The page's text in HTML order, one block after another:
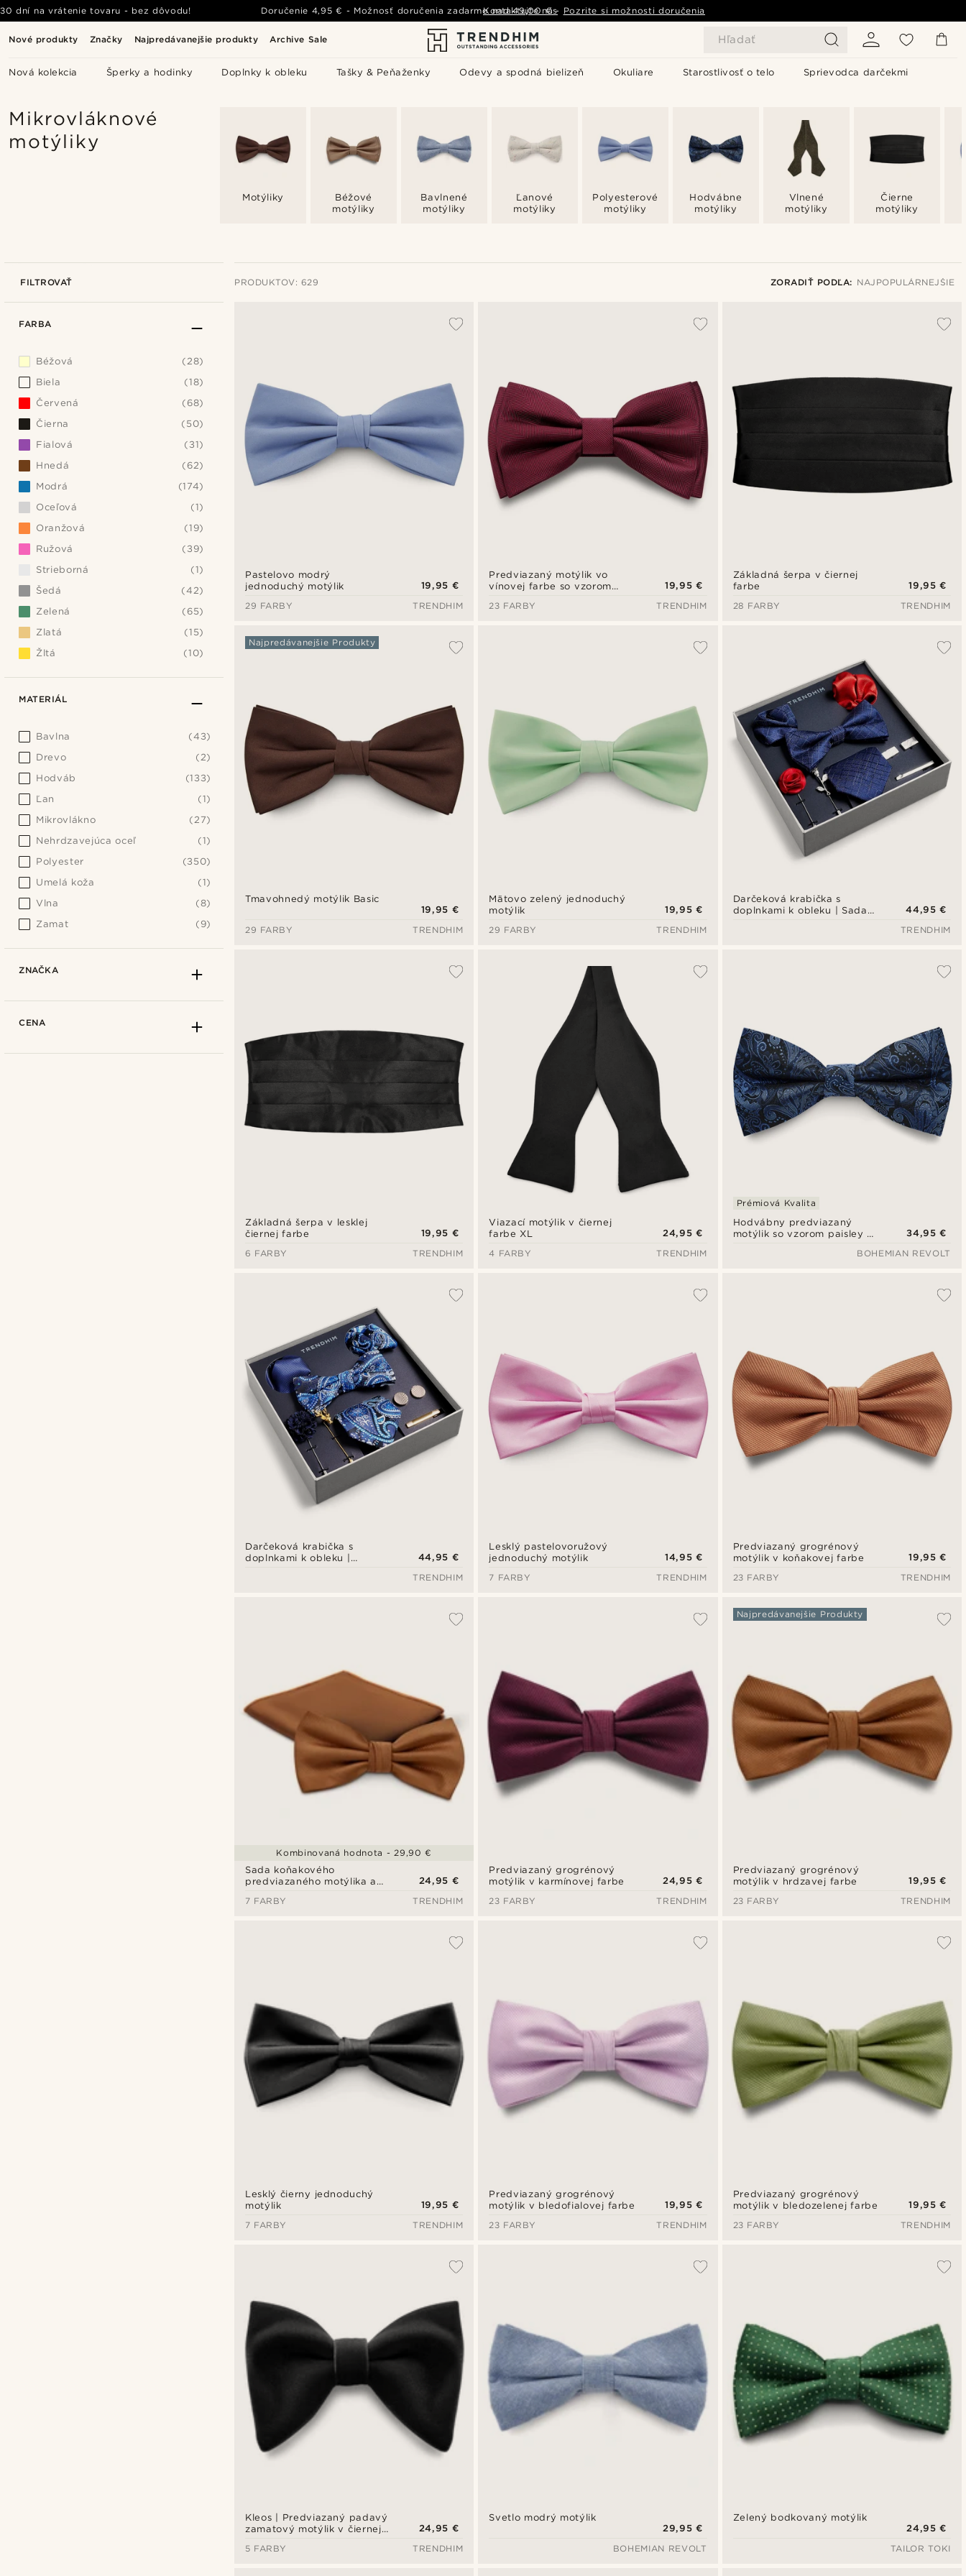
Nové produkty Značky Najpredávanejšie produkty Archive Sale Hľadať
Nová kolekcia Šperky a hodinky Doplnky k obleku Tašky & Peňaženky Odevy a spodná bielizeň Okuliare Starostlivosť o telo Sprievodca darčekmi
30 dní na vrátenie tovaru - bez dôvodu! Doručenie 4,95 € - Možnosť doručenia zadarmo nad 49,00 € - Pozrite si možnosti doručenia
Kontaktujte nás
Mikrovláknové
motýliky
Motýliky
Béžové
motýliky
Bavlnené
motýliky
Ľanové
motýliky
Polyesterové
motýliky
Hodvábne
motýliky
Vlnené
motýliky
Čierne
motýliky
FILTROVAŤ PRODUKTOV: 629 ZORADIŤ PODĽA: NAJPOPULÁRNEJŠIE
Najdrahšie
Pastelovo modrý
jednoduchý motýlik
19,95 €
29 FARBY
TRENDHIM
Predviazaný motýlik vo
vínovej farbe so vzorom
19,95 €
23 FARBY
TRENDHIM
Základná šerpa v čiernej
farbe
19,95 €
28 FARBY
TRENDHIM
Tmavohnedý motýlik Basic
Najpredávanejšie Produkty
19,95 €
29 FARBY
TRENDHIM
Mätovo zelený jednoduchý
motýlik
19,95 €
29 FARBY
TRENDHIM
Darčeková krabička s
doplnkami k obleku | Sada
44,95 €
TRENDHIM
Základná šerpa v lesklej
čiernej farbe
19,95 €
6 FARBY
TRENDHIM
Viazací motýlik v čiernej
farbe XL
24,95 €
4 FARBY
TRENDHIM
Hodvábny predviazaný
motýlik so vzorom paisley v
Prémiová Kvalita
34,95 €
BOHEMIAN REVOLT
Darčeková krabička s
doplnkami k obleku |
44,95 €
TRENDHIM
Lesklý pastelovoružový
jednoduchý motýlik
14,95 €
7 FARBY
TRENDHIM
Predviazaný grogrénový
motýlik v koňakovej farbe
19,95 €
23 FARBY
TRENDHIM
Sada koňakového
predviazaného motýlika a
24,95 €
Kombinovaná hodnota - 29,90 €
7 FARBY TRENDHIM
Predviazaný grogrénový
motýlik v karmínovej farbe
24,95 €
23 FARBY
TRENDHIM
Predviazaný grogrénový
motýlik v hrdzavej farbe
Najpredávanejšie Produkty
19,95 €
23 FARBY
TRENDHIM
Lesklý čierny jednoduchý
motýlik
19,95 €
7 FARBY
TRENDHIM
Predviazaný grogrénový
motýlik v bledofialovej farbe
19,95 €
23 FARBY
TRENDHIM
Predviazaný grogrénový
motýlik v bledozelenej farbe
19,95 €
23 FARBY
TRENDHIM
Kleos | Predviazaný padavý
zamatový motýlik v čiernej
24,95 €
5 FARBY
TRENDHIM
Svetlo modrý motýlik
29,95 €
BOHEMIAN REVOLT
Zelený bodkovaný motýlik
24,95 €
TAILOR TOKI
FARBA
Béžová
(28)
Biela
(18)
Červená
(68)
Čierna
(50)
Fialová
(31)
Hnedá
(62)
Modrá
(174)
Oceľová
(1)
Oranžová
(19)
Ružová
(39)
Strieborná
(1)
Šedá
(42)
Zelená
(65)
Zlatá
(15)
Žltá
(10)
MATERIÁL
Bavlna
(43)
Drevo
(2)
Hodváb
(133)
Ľan
(1)
Mikrovlákno
(27)
Nehrdzavejúca oceľ
(1)
Polyester
(350)
Umelá koža
(1)
Vlna
(8)
Zamat
(9)
ZNAČKA
CENA